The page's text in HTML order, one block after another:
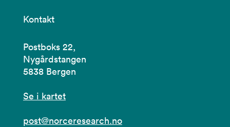
Kontakt
Postboks 22,
Nygårdstangen
5838 Bergen
Se i kartet
post@norceresearch.no